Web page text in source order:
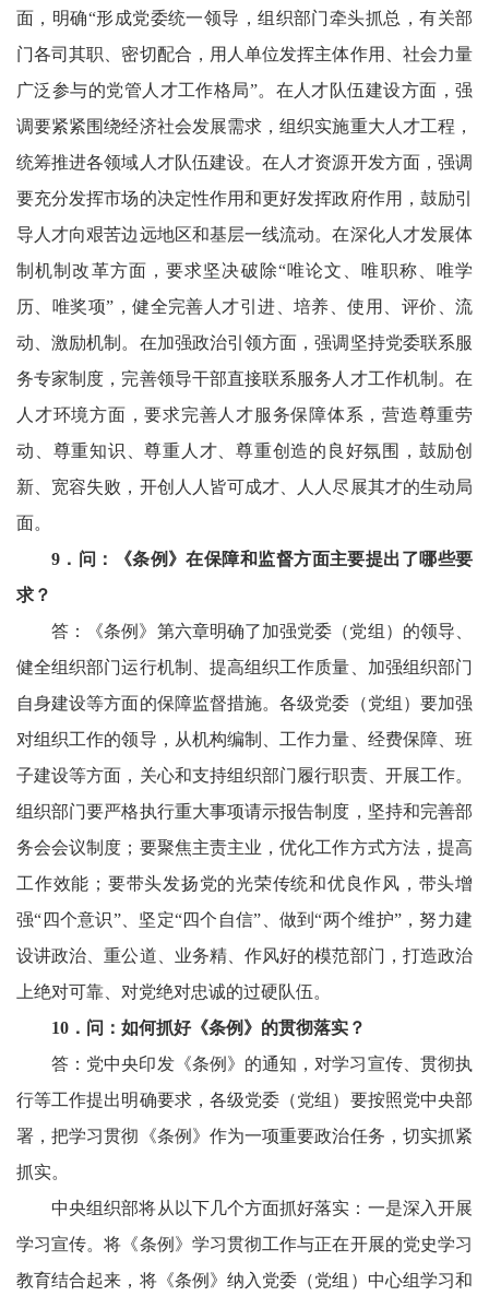
面，明确“形成党委统一领导，组织部门牵头抓总，有关部
门各司其职、密切配合，用人单位发挥主体作用、社会力量
广泛参与的党管人才工作格局”。在人才队伍建设方面，强
调要紧紧围绕经济社会发展需求，组织实施重大人才工程，
统筹推进各领域人才队伍建设。在人才资源开发方面，强调
要充分发挥市场的决定性作用和更好发挥政府作用，鼓励引
导人才向艰苦边远地区和基层一线流动。在深化人才发展体
制机制改革方面，要求坚决破除“唯论文、唯职称、唯学
历、唯奖项”，健全完善人才引进、培养、使用、评价、流
动、激励机制。在加强政治引领方面，强调坚持党委联系服
务专家制度，完善领导干部直接联系服务人才工作机制。在
人才环境方面，要求完善人才服务保障体系，营造尊重劳
动、尊重知识、尊重人才、尊重创造的良好氛围，鼓励创
新、宽容失败，开创人人皆可成才、人人尽展其才的生动局
面。
9 ．问：《条例》在保障和监督方面主要提出了哪些要
求？
答：《条例》第六章明确了加强党委（党组）的领导、
健全组织部门运行机制、提高组织工作质量、加强组织部门
自身建设等方面的保障监督措施。各级党委（党组）要加强
对组织工作的领导，从机构编制、工作力量、经费保障、班
子建设等方面，关心和支持组织部门履行职责、开展工作。
组织部门要严格执行重大事项请示报告制度，坚持和完善部
务会会议制度；要聚焦主责主业，优化工作方式方法，提高
工作效能；要带头发扬党的光荣传统和优良作风，带头增
强“四个意识”、坚定“四个自信”、做到“两个维护”，努力建
设讲政治、重公道、业务精、作风好的模范部门，打造政治
上绝对可靠、对党绝对忠诚的过硬队伍。
10 ．问：如何抓好《条例》的贯彻落实？
答：党中央印发《条例》的通知，对学习宣传、贯彻执
行等工作提出明确要求，各级党委（党组）要按照党中央部
署，把学习贯彻《条例》作为一项重要政治任务，切实抓紧
抓实。
中央组织部将从以下几个方面抓好落实：一是深入开展
学习宣传。将《条例》学习贯彻工作与正在开展的党史学习
教育结合起来，将《条例》纳入党委（党组）中心组学习和